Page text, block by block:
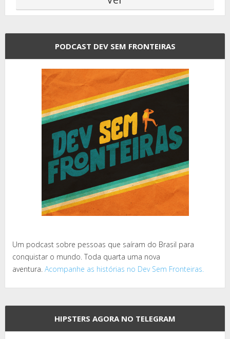
PODCAST DEV SEM FRONTEIRAS
Um podcast sobre pessoas que saíram do Brasil para
conquistar o mundo. Toda quarta uma nova
aventura. Acompanhe as histórias no Dev Sem Fronteiras.
HIPSTERS AGORA NO TELEGRAM